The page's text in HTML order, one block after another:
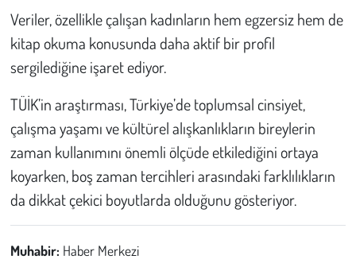
Veriler, özellikle çalışan kadınların hem egzersiz hem de
kitap okuma konusunda daha aktif bir profil
sergilediğine işaret ediyor.
TÜİK’in araştırması, Türkiye’de toplumsal cinsiyet,
çalışma yaşamı ve kültürel alışkanlıkların bireylerin
zaman kullanımını önemli ölçüde etkilediğini ortaya
koyarken, boş zaman tercihleri arasındaki farklılıkların
da dikkat çekici boyutlarda olduğunu gösteriyor.
Muhabir: Haber Merkezi